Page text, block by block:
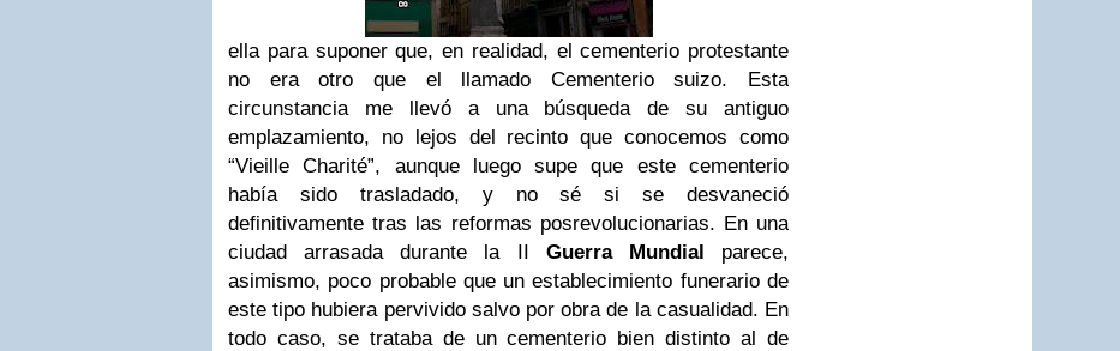
ella para suponer que, en realidad, el cementerio protestante
no era otro que el llamado Cementerio suizo. Esta
circunstancia me llevó a una búsqueda de su antiguo
emplazamiento, no lejos del recinto que conocemos como
“Vieille Charité”, aunque luego supe que este cementerio
había sido trasladado, y no sé si se desvaneció
definitivamente tras las reformas posrevolucionarias. En una
ciudad arrasada durante la II Guerra Mundial parece,
asimismo, poco probable que un establecimiento funerario de
este tipo hubiera pervivido salvo por obra de la casualidad. En
todo caso, se trataba de un cementerio bien distinto al de